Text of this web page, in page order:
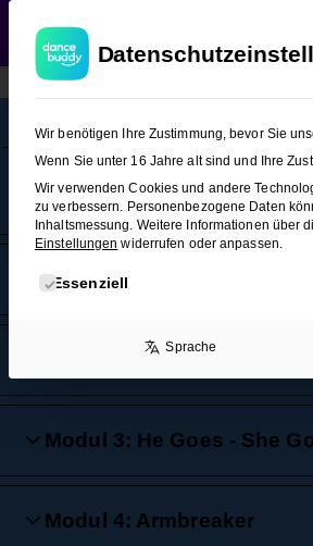
1 Minute
Modul 1: Damenschal
Modul 2: Drehtür
Modul 3: He Goes - She
Modul 4: Armbreaker
Wir benötigen Ihre Zustimmung, bevor Sie
Wenn Sie unter 16 Jahre alt sind und Ihre
Wir verwenden Cookies und andere
zu verbessern. Personenbezogene Daten
Inhaltsmessung. Weitere Informationen über
Einstellungen widerrufen oder anpassen.
Es folgt eine Liste der Service-
Essenziell
Sprache